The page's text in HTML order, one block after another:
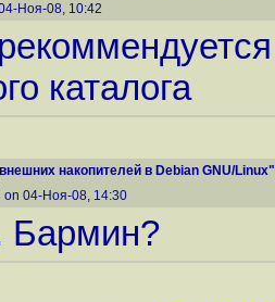
Ноя-08, 10:42
каталога
накопителей в Debian GNU/Linux"
on 04-Ноя-08, 14:30
Бармин?